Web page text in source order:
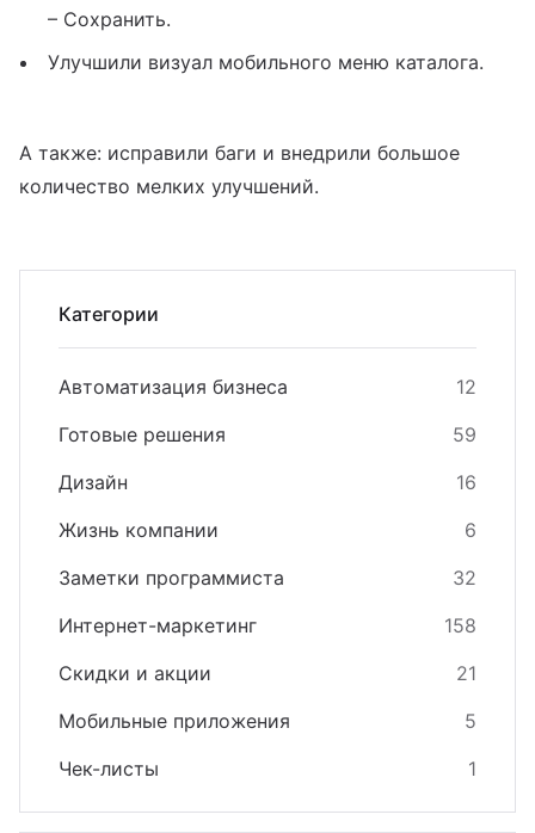
– Сохранить.
Улучшили визуал мобильного меню каталога.
А также: исправили баги и внедрили большое
количество мелких улучшений.
Категории
Автоматизация бизнеса
12
Готовые решения
59
Дизайн
16
Жизнь компании
6
Заметки программиста
32
Интернет-маркетинг
158
Скидки и акции
21
Мобильные приложения
5
Чек-листы
1